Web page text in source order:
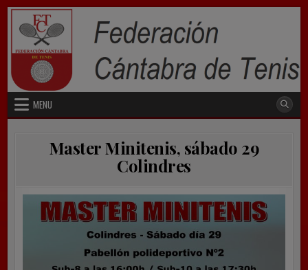
Skip
content
MENU
Master Minitenis, sábado 29
Colindres